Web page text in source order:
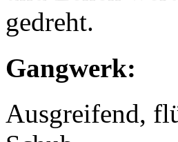
gedreht.
Gangwerk:
Ausgreifend,